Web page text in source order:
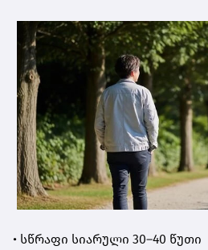
• სწრაფი სიარული 30–40 წუთი